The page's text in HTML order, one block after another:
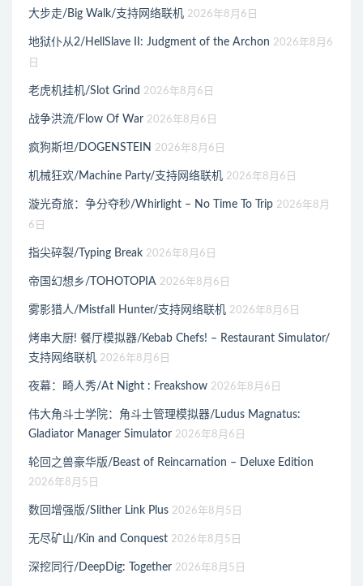
大步走/Big Walk/支持网络联机 2026年8月6日
地狱仆从2/HellSlave II: Judgment of the Archon 2026年8月6
日
老虎机挂机/Slot Grind 2026年8月6日
战争洪流/Flow Of War 2026年8月6日
疯狗斯坦/DOGENSTEIN 2026年8月6日
机械狂欢/Machine Party/支持网络联机 2026年8月6日
漩光奇旅：争分夺秒/Whirlight – No Time To Trip 2026年8月
6日
指尖碎裂/Typing Break 2026年8月6日
帝国幻想乡/TOHOTOPIA 2026年8月6日
雾影猎人/Mistfall Hunter/支持网络联机 2026年8月6日
烤串大厨! 餐厅模拟器/Kebab Chefs! – Restaurant Simulator/
支持网络联机 2026年8月6日
夜幕：畸人秀/At Night : Freakshow 2026年8月6日
伟大角斗士学院：角斗士管理模拟器/Ludus Magnatus:
Gladiator Manager Simulator 2026年8月6日
轮回之兽豪华版/Beast of Reincarnation – Deluxe Edition
2026年8月5日
数回增强版/Slither Link Plus 2026年8月5日
无尽矿山/Kin and Conquest 2026年8月5日
深挖同行/DeepDig: Together 2026年8月5日